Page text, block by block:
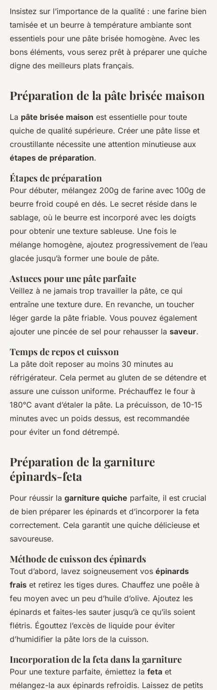
Insistez sur l’importance de la qualité : une farine bien
tamisée et un beurre à température ambiante sont
essentiels pour une pâte brisée homogène. Avec les
bons éléments, vous serez prêt à préparer une quiche
digne des meilleurs plats français.
Préparation de la pâte brisée maison
La pâte brisée maison est essentielle pour toute
quiche de qualité supérieure. Créer une pâte lisse et
croustillante nécessite une attention minutieuse aux
étapes de préparation.
Étapes de préparation
Pour débuter, mélangez 200g de farine avec 100g de
beurre froid coupé en dés. Le secret réside dans le
sablage, où le beurre est incorporé avec les doigts
pour obtenir une texture sableuse. Une fois le
mélange homogène, ajoutez progressivement de l’eau
glacée jusqu’à former une boule de pâte.
Astuces pour une pâte parfaite
Veillez à ne jamais trop travailler la pâte, ce qui
entraîne une texture dure. En revanche, un toucher
léger garde la pâte friable. Vous pouvez également
ajouter une pincée de sel pour rehausser la saveur.
Temps de repos et cuisson
La pâte doit reposer au moins 30 minutes au
réfrigérateur. Cela permet au gluten de se détendre et
assure une cuisson uniforme. Préchauffez le four à
180°C avant d’étaler la pâte. La précuisson, de 10-15
minutes avec un poids dessus, est recommandée
pour éviter un fond détrempé.
Préparation de la garniture
épinards-feta
Pour réussir la garniture quiche parfaite, il est crucial
de bien préparer les épinards et d’incorporer la feta
correctement. Cela garantit une quiche délicieuse et
savoureuse.
Méthode de cuisson des épinards
Tout d’abord, lavez soigneusement vos épinards
frais et retirez les tiges dures. Chauffez une poêle à
feu moyen avec un peu d’huile d’olive. Ajoutez les
épinards et faites-les sauter jusqu’à ce qu’ils soient
flétris. Égouttez l’excès de liquide pour éviter
d’humidifier la pâte lors de la cuisson.
Incorporation de la feta dans la garniture
Pour une texture parfaite, émiettez la feta et
mélangez-la aux épinards refroidis. Laissez de petits